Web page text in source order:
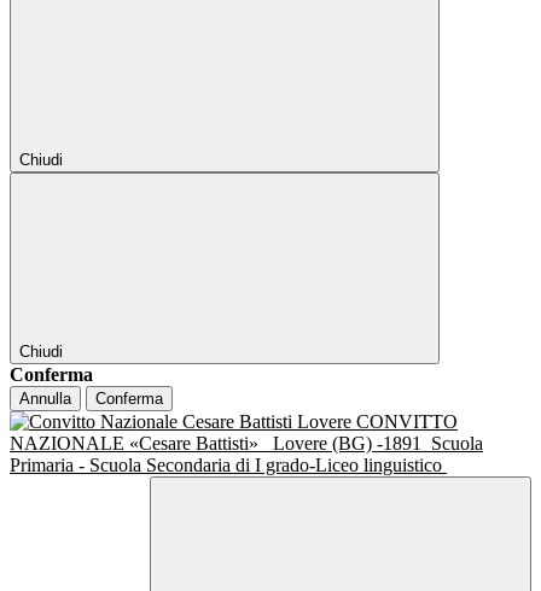
Chiudi
Chiudi
Conferma
Annulla Conferma
CONVITTO
NAZIONALE «Cesare Battisti»
Lovere (BG) -1891
Scuola
Primaria - Scuola Secondaria di I grado-Liceo linguistico